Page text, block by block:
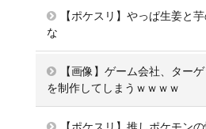
【ポケスリ】やっぱ生姜と
な
【画像】ゲーム会社、ター
を制作してしまうｗｗｗｗ